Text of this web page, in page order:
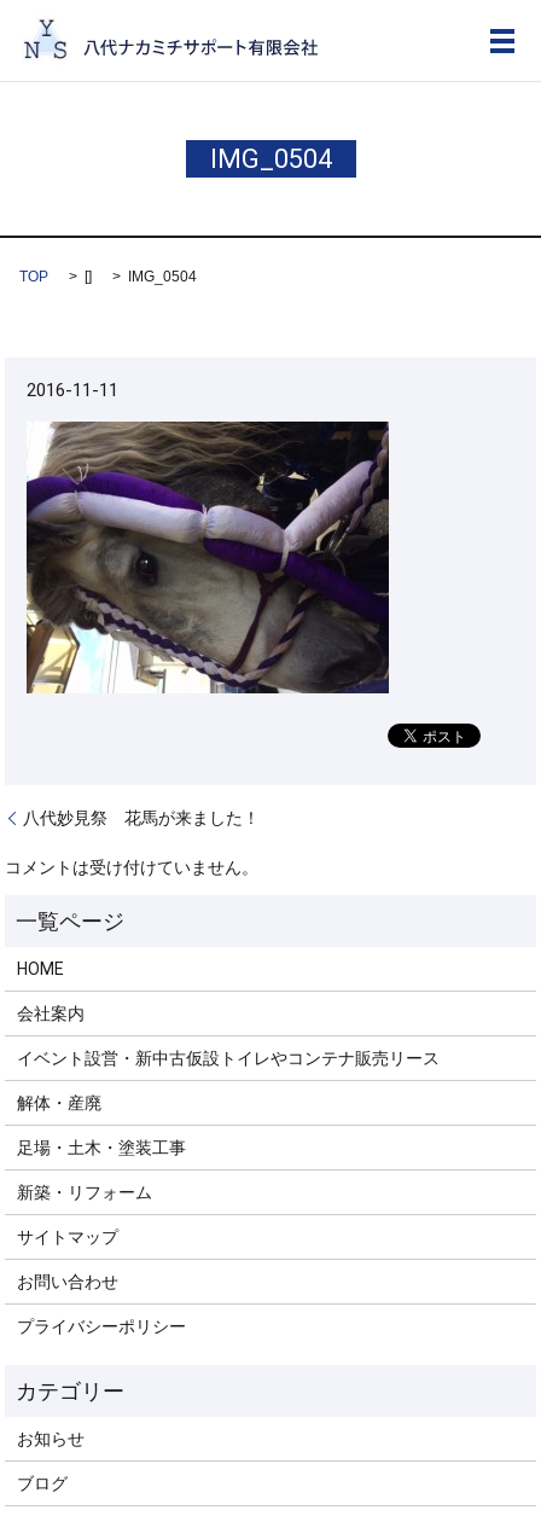
メ
IMG_0504
TOP [] IMG_0504
2016-11-11
八代妙見祭 花馬が来ました！
コメントは受け付けていません。
HOME
会社案内
イベント設営・新中古仮設トイレやコンテナ販売リース
解体・産廃
足場・土木・塗装工事
新築・リフォーム
サイトマップ
お問い合わせ
プライバシーポリシー
お知らせ
ブログ